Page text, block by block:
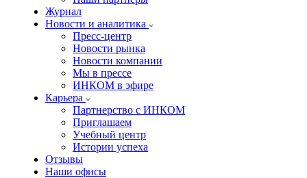
Журнал
Новости и аналитика
Пресс-центр
Новости рынка
Новости компании
Мы в прессе
ИНКОМ в эфире
Карьера
Партнерство с ИНКОМ
Приглашаем
Учебный центр
Истории успеха
Отзывы
Наши офисы